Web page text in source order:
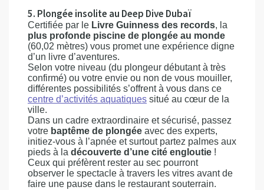
5. Plongée insolite au Deep Dive Dubaï
Certifiée par le Livre Guinness des records, la
plus profonde piscine de plongée au monde
(60,02 mètres) vous promet une expérience digne
d’un livre d’aventures.
Selon votre niveau (du plongeur débutant à très
confirmé) ou votre envie ou non de vous mouiller,
différentes possibilités s’offrent à vous dans ce
centre d’activités aquatiques situé au cœur de la
ville.
Dans un cadre extraordinaire et sécurisé, passez
votre baptême de plongée avec des experts,
initiez-vous à l’apnée et surtout partez palmes aux
pieds à la découverte d’une cité engloutie !
Ceux qui préfèrent rester au sec pourront
observer le spectacle à travers les vitres avant de
faire une pause dans le restaurant souterrain.